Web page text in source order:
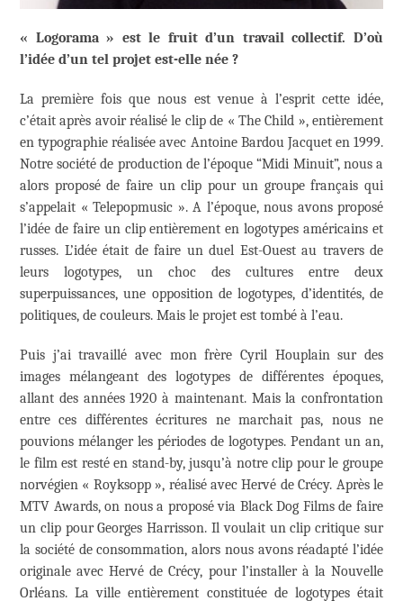
« Logorama » est le fruit d’un travail collectif. D’où
l’idée d’un tel projet est-elle née ?
La première fois que nous est venue à l’esprit cette idée,
c’était après avoir réalisé le clip de « The Child », entièrement
en typographie réalisée avec Antoine Bardou Jacquet en 1999.
Notre société de production de l’époque “Midi Minuit”, nous a
alors proposé de faire un clip pour un groupe français qui
s’appelait « Telepopmusic ». A l’époque, nous avons proposé
l’idée de faire un clip entièrement en logotypes américains et
russes. L’idée était de faire un duel Est-Ouest au travers de
leurs logotypes, un choc des cultures entre deux
superpuissances, une opposition de logotypes, d’identités, de
politiques, de couleurs. Mais le projet est tombé à l’eau.
Puis j’ai travaillé avec mon frère Cyril Houplain sur des
images mélangeant des logotypes de différentes époques,
allant des années 1920 à maintenant. Mais la confrontation
entre ces différentes écritures ne marchait pas, nous ne
pouvions mélanger les périodes de logotypes. Pendant un an,
le film est resté en stand-by, jusqu’à notre clip pour le groupe
norvégien « Royksopp », réalisé avec Hervé de Crécy. Après le
MTV Awards, on nous a proposé via Black Dog Films de faire
un clip pour Georges Harrisson. Il voulait un clip critique sur
la société de consommation, alors nous avons réadapté l’idée
originale avec Hervé de Crécy, pour l’installer à la Nouvelle
Orléans. La ville entièrement constituée de logotypes était